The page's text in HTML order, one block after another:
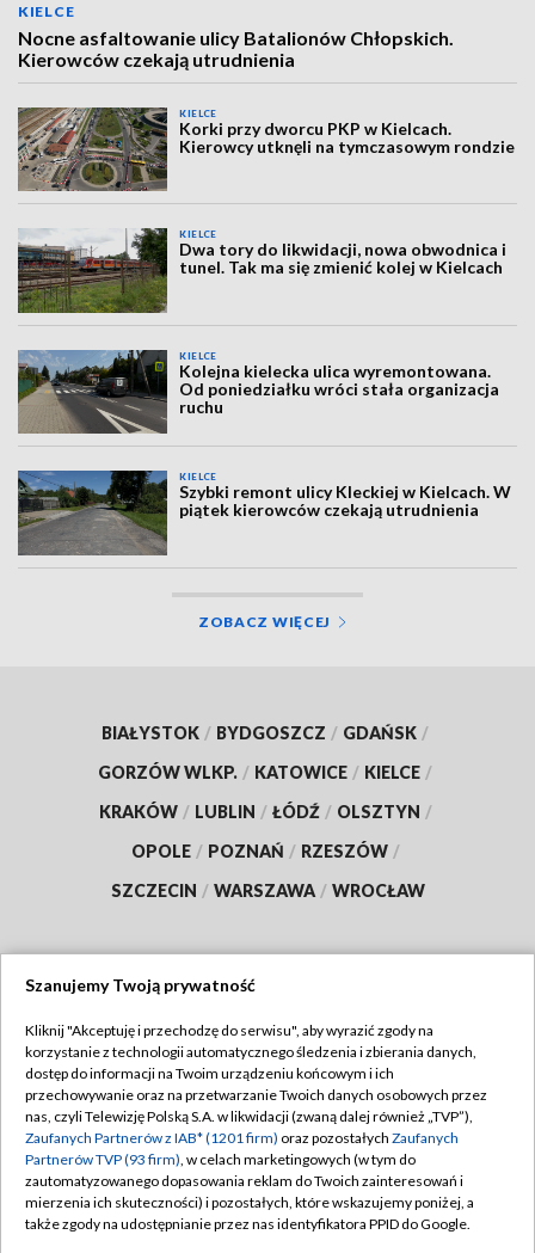
KIELCE
Nocne asfaltowanie ulicy Batalionów Chłopskich.
Kierowców czekają utrudnienia
KIELCE
Korki przy dworcu PKP w Kielcach.
Kierowcy utknęli na tymczasowym rondzie
KIELCE
Dwa tory do likwidacji, nowa obwodnica i
tunel. Tak ma się zmienić kolej w Kielcach
KIELCE
Kolejna kielecka ulica wyremontowana.
Od poniedziałku wróci stała organizacja
ruchu
KIELCE
Szybki remont ulicy Kleckiej w Kielcach. W
piątek kierowców czekają utrudnienia
ZOBACZ WIĘCEJ
BIAŁYSTOK / BYDGOSZCZ / GDAŃSK /
GORZÓW WLKP. / KATOWICE / KIELCE /
KRAKÓW / LUBLIN / ŁÓDŹ / OLSZTYN /
OPOLE / POZNAŃ / RZESZÓW /
SZCZECIN / WARSZAWA / WROCŁAW
TVP
Abonament TVP
Emisja w TVP
Centrum informacji TVP
Naziemna Telewizja Cyfrowa
Regulamin TVP
Polityka prywatności
Moje zgody
Pomoc
Szanujemy Twoją prywatność
Kliknij "Akceptuję i przechodzę do serwisu", aby wyrazić zgody na
korzystanie z technologii automatycznego śledzenia i zbierania danych,
dostęp do informacji na Twoim urządzeniu końcowym i ich
przechowywanie oraz na przetwarzanie Twoich danych osobowych przez
nas, czyli Telewizję Polską S.A. w likwidacji (zwaną dalej również „TVP”),
Zaufanych Partnerów z IAB* (1201 firm) oraz pozostałych Zaufanych
Partnerów TVP (93 firm), w celach marketingowych (w tym do
zautomatyzowanego dopasowania reklam do Twoich zainteresowań i
mierzenia ich skuteczności) i pozostałych, które wskazujemy poniżej, a
także zgody na udostępnianie przez nas identyfikatora PPID do Google.